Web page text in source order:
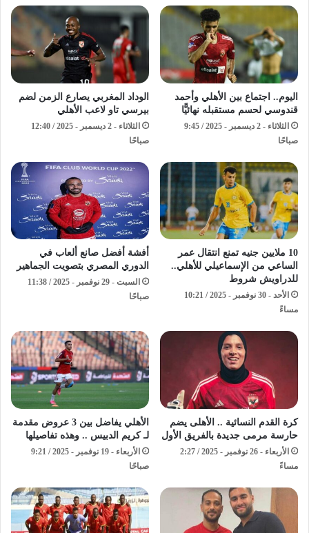
اليوم.. اجتماع بين الأهلي وأحمد
قندوسي لحسم مستقبله نهائيًّا
الثلاثاء - 2 ديسمبر - 2025 / 9:45
صباحًا
الوداد المغربي يصارع الزمن لضم
بيرسي تاو لاعب الأهلي
الثلاثاء - 2 ديسمبر - 2025 / 12:40
صباحًا
10 ملايين جنيه تمنع انتقال عمر
الساعي من الإسماعيلي للأهلي..
للدراويش شروط
الأحد - 30 نوفمبر - 2025 / 10:21
مساءً
أفشة أفضل صانع ألعاب في
الدوري المصري بتصويت الجماهير
السبت - 29 نوفمبر - 2025 / 11:38
صباحًا
كرة القدم النسائية .. الأهلى يضم
حارسة مرمى جديدة بالفريق الأول
الأربعاء - 26 نوفمبر - 2025 / 2:27
مساءً
الأهلي يفاضل بين 3 عروض مقدمة
لـ كريم الدبيس .. وهذه تفاصيلها
الأربعاء - 19 نوفمبر - 2025 / 9:21
صباحًا